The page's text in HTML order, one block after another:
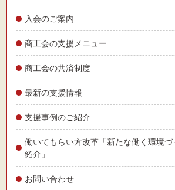
入会のご案内
商工会の支援メニュー
商工会の共済制度
最新の支援情報
支援事例のご紹介
働いてもらい方改革「新たな働く環境
紹介」
お問い合わせ